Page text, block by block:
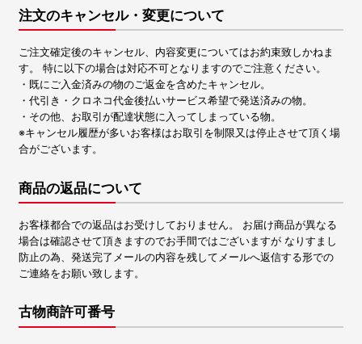
注文のキャンセル・変更について
ご注文確定後のキャンセル、内容変更についてはお約束致しかねま
す。 特に以下の場合は対応不可となりますのでご注意ください。
・既にご入金済みの物のご返金を含めたキャンセル。
・代引き・クロネコ代金後払いサービス希望で発送済みの物。
・その他、お取引が配達状態に入ってしまっている物。
※キャンセル履歴が多いお客様はお取引を制限又は停止させて頂く場
合がございます。
商品の返品について
お客様都合での返品はお受けしておりません。 お届け商品が異なる
場合は確認させて頂きますのでお手間ではございますが なりすまし
防止の為、発送完了メールの内容を残してメールへ返信する形での
ご連絡をお願い致します。
古物商許可番号